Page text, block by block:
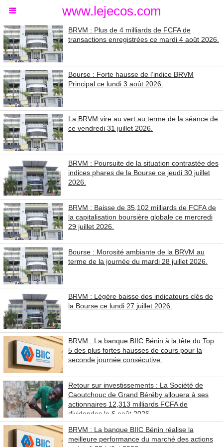
www.lejecos.com
BRVM : Plus de 4 milliards de FCFA de
transactions enregistrées ce mardi 4 août 2026.
Bourse : Forte hausse de l’indice BRVM
Principal ce lundi 3 août 2026.
La BRVM vire au vert au terme de la séance de
ce vendredi 31 juillet 2026.
BRVM : Poursuite de la situation contrastée des
indices phares de la Bourse ce jeudi 30 juillet
2026.
BRVM : Baisse de 35,102 milliards de FCFA de
la capitalisation boursière globale ce mercredi
29 juillet 2026.
Bourse : Morosité ambiante de la BRVM au
terme de la journée du mardi 28 juillet 2026.
BRVM : Légère baisse des indicateurs clés de
la Bourse ce lundi 27 juillet 2026.
BRVM : La banque BIIC Bénin à la tête du Top
5 des plus fortes hausses de cours pour la
seconde journée consécutive.
Retour sur investissements : La Société de
Caoutchouc de Grand Béréby allouera à ses
actionnaires 12,313 milliards FCFA de
dividendes le 6 août 2026.
BRVM : La banque BIIC Bénin réalise la
meilleure performance du marché des actions